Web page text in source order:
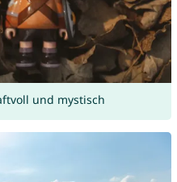
und mystisch